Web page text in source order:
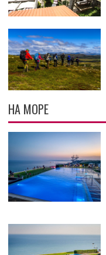
НА МОРЕ